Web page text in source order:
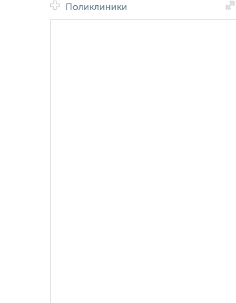
Поликлиники